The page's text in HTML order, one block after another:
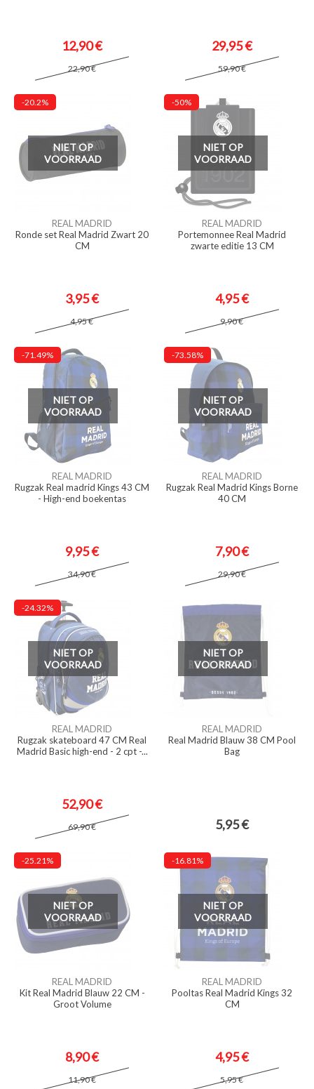
12,90 €
22,90 €
29,95 €
59,90 €
-20.2%
NIET OP
VOORRAAD
REAL MADRID
Ronde set Real Madrid Zwart 20
CM
3,95 €
4,95 €
-50%
NIET OP
VOORRAAD
REAL MADRID
Portemonnee Real Madrid
zwarte editie 13 CM
4,95 €
9,90 €
-71.49%
NIET OP
VOORRAAD
REAL MADRID
Rugzak Real madrid Kings 43 CM
- High-end boekentas
9,95 €
34,90 €
-73.58%
NIET OP
VOORRAAD
REAL MADRID
Rugzak Real Madrid Kings Borne
40 CM
7,90 €
29,90 €
-24.32%
NIET OP
VOORRAAD
REAL MADRID
Rugzak skateboard 47 CM Real
Madrid Basic high-end - 2 cpt -...
52,90 €
69,90 €
NIET OP
VOORRAAD
REAL MADRID
Real Madrid Blauw 38 CM Pool
Bag
5,95 €
-25.21%
NIET OP
VOORRAAD
REAL MADRID
Kit Real Madrid Blauw 22 CM -
Groot Volume
8,90 €
11,90 €
-16.81%
NIET OP
VOORRAAD
REAL MADRID
Pooltas Real Madrid Kings 32
CM
4,95 €
5,95 €